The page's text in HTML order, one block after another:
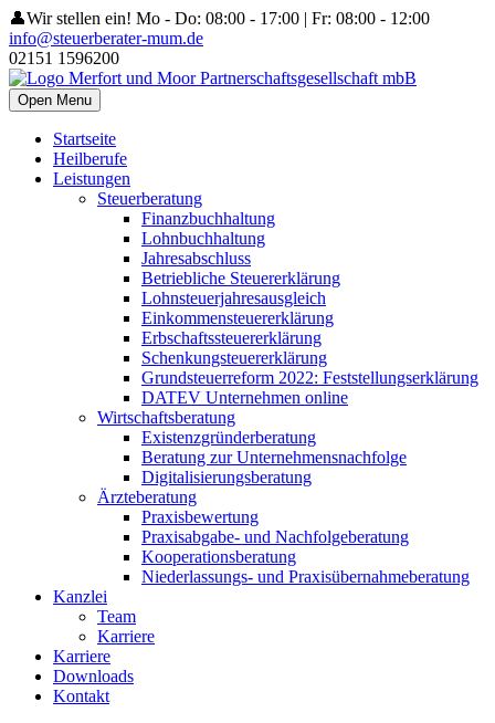
👤Wir stellen ein! Mo - Do: 08:00 - 17:00 | Fr: 08:00 - 12:00
info@steuerberater-mum.de
02151 1596200
Open Menu
Startseite
Heilberufe
Leistungen
Steuerberatung
Finanzbuchhaltung
Lohnbuchhaltung
Jahresabschluss
Betriebliche Steuererklärung
Lohnsteuerjahresausgleich
Einkommensteuererklärung
Erbschaftssteuererklärung
Schenkungsteuererklärung
Grundsteuerreform 2022: Feststellungserklärung
DATEV Unternehmen online
Wirtschaftsberatung
Existenzgründerberatung
Beratung zur Unternehmensnachfolge
Digitalisierungsberatung
Ärzteberatung
Praxisbewertung
Praxisabgabe- und Nachfolgeberatung
Kooperationsberatung
Niederlassungs- und Praxisübernahmeberatung
Kanzlei
Team
Karriere
Karriere
Downloads
Kontakt